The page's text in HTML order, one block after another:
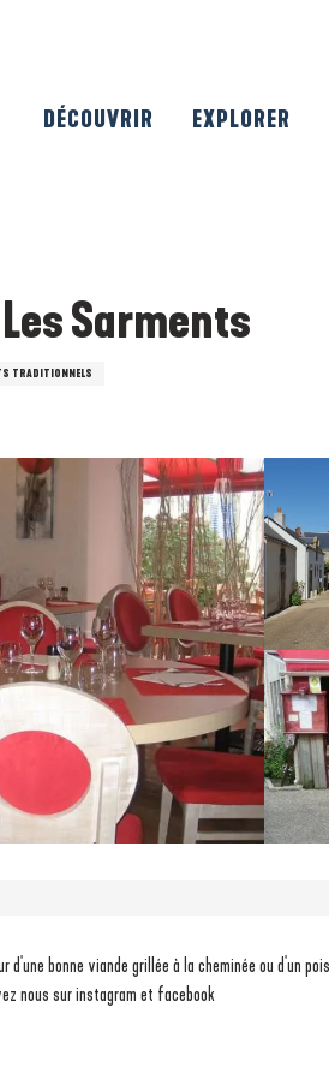
DÉCOUVRIR EXPLORER
Sarments
TRADITIONNELS
nous sur instagram et facebook